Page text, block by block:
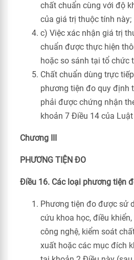
chất chuẩn cùng với độ
của giá trị thuộc tính này;
c) Việc xác nhận giá trị
chuẩn được thực hiện
hoặc so sánh tại tổ chức
Chất chuẩn dùng trực
phương tiện đo quy định
phải được chứng nhận
khoản 7 Điều 14 của Luật
Chương III
PHƯƠNG TIỆN ĐO
Điều 16. Các loại phương tiện
Phương tiện đo được sử
cứu khoa học, điều
công nghệ, kiểm soát
xuất hoặc các mục đích